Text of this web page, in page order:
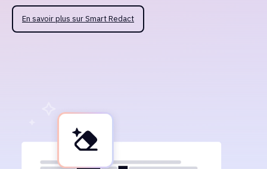
En savoir plus sur Smart Redact